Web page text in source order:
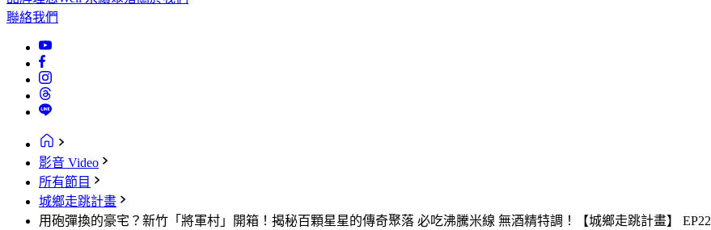
聯絡我們
影音 Video
所有節目
城鄉走跳計畫
用砲彈換的豪宅？新竹「將軍村」開箱！揭秘百顆星星的傳奇聚落 必吃沸騰米線 無酒精特調！【城鄉走跳計畫】 EP22